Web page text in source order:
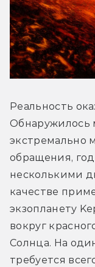
Реальность
Обнаружилось
экстремально
обращения,
несколькими
качестве
экзопланету
вокруг
Солнца. На
требуется